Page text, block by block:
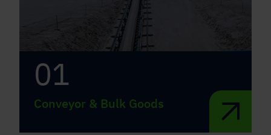
01
Conveyor & Bulk Goods